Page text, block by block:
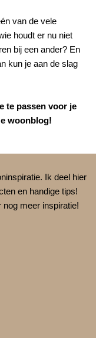
van de vele
houdt er nu niet
bij een ander? En
kun je aan de slag
te passen voor je
woonblog!
Ik deel hier
en handige tips!
meer inspiratie!